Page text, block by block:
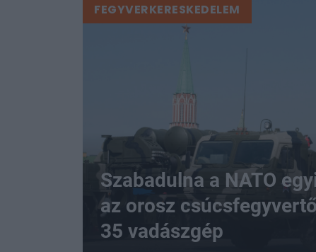
FEGYVERKERESKEDELEM
Szabadulna a NATO
az orosz
35 vadászgép